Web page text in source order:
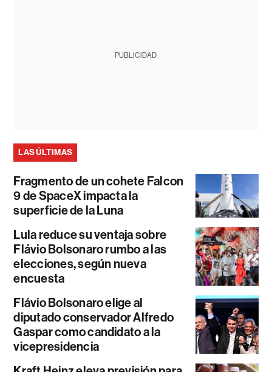
PUBLICIDAD
LAS ÚLTIMAS
Fragmento de un cohete Falcon
9 de SpaceX impacta la
superficie de la Luna
Lula reduce su ventaja sobre
Flávio Bolsonaro rumbo a las
elecciones, según nueva
encuesta
Flávio Bolsonaro elige al
diputado conservador Alfredo
Gaspar como candidato a la
vicepresidencia